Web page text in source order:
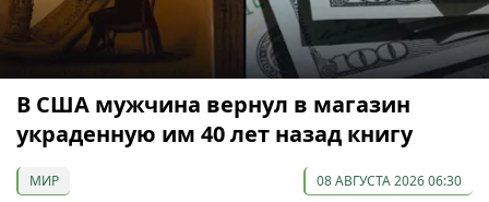
В США мужчина вернул в магазин
украденную им 40 лет назад книгу
МИР 08 АВГУСТА 2026 06:30